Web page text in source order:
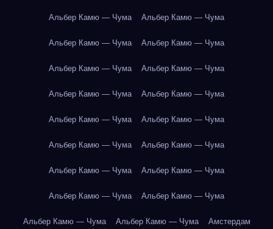
Альбер Камю — Чума Альбер Камю — Чума
Альбер Камю — Чума Альбер Камю — Чума
Альбер Камю — Чума Альбер Камю — Чума
Альбер Камю — Чума Альбер Камю — Чума
Альбер Камю — Чума Альбер Камю — Чума
Альбер Камю — Чума Альбер Камю — Чума
Альбер Камю — Чума Альбер Камю — Чума
Альбер Камю — Чума Альбер Камю — Чума
Альбер Камю — Чума Альбер Камю — Чума Амстердам